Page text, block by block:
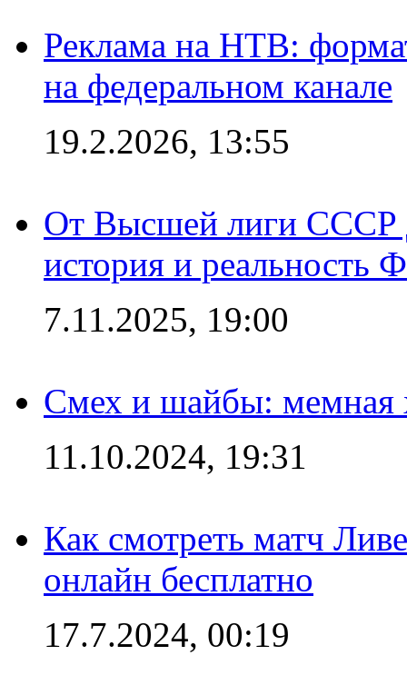
Реклама на НТВ:
на федеральном канале
19.2.2026, 13:55
От Высшей лиги СССР
история и реальность
7.11.2025, 19:00
Смех и шайбы: мемная
11.10.2024, 19:31
Как смотреть матч
онлайн бесплатно
17.7.2024, 00:19